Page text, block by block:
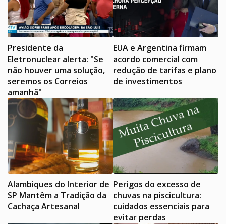
Presidente da
Eletronuclear alerta: "Se
não houver uma solução,
seremos os Correios
amanhã"
EUA e Argentina firmam
acordo comercial com
redução de tarifas e plano
de investimentos
Alambiques do Interior de
SP Mantêm a Tradição da
Cachaça Artesanal
Perigos do excesso de
chuvas na piscicultura:
cuidados essenciais para
evitar perdas